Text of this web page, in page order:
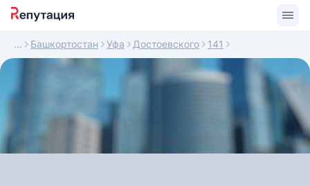
Башкортостан Уфа Достоевского 141